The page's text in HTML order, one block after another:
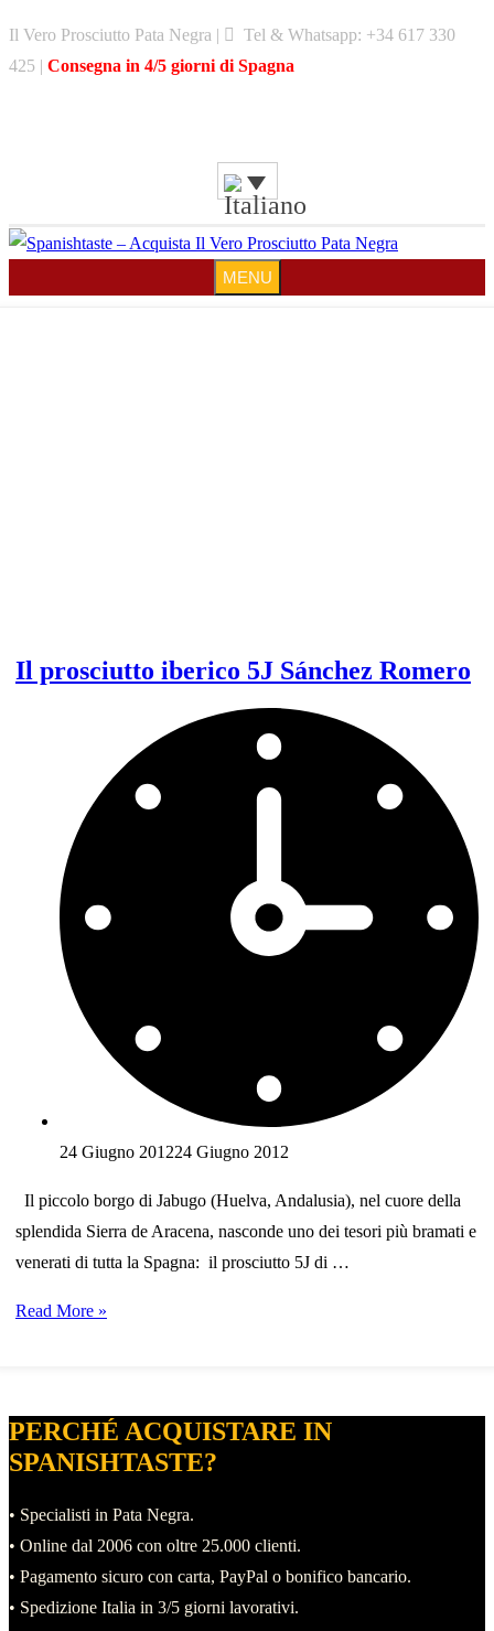
Il Vero Prosciutto Pata Negra |
Tel & Whatsapp: +34 617 330
425 | Consegna in 4/5 giorni di Spagna
MENU
MENU
Il prosciutto iberico 5J Sánchez Romero
24 Giugno 201224 Giugno 2012
Il piccolo borgo di Jabugo (Huelva, Andalusia), nel cuore della
splendida Sierra de Aracena, nasconde uno dei tesori più bramati e
venerati di tutta la Spagna: il prosciutto 5J di …
Il
Sánchez
Romero
Read More »
PERCHÉ ACQUISTARE IN
SPANISHTASTE?
• Specialisti in Pata Negra.
• Online dal 2006 con oltre 25.000 clienti.
• Pagamento sicuro con carta, PayPal o bonifico bancario.
• Spedizione Italia in 3/5 giorni lavorativi.